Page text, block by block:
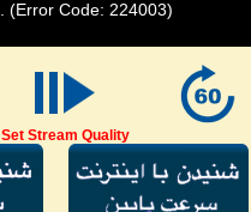
(Error Code: 224003)
Set Stream Quality